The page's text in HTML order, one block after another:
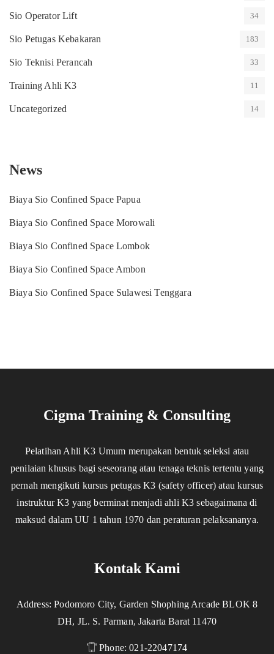
Sio Operator Lift 34
Sio Petugas Kebakaran 183
Sio Teknisi Perancah 33
Training Ahli K3 11
Uncategorized 14
News
Biaya Sio Confined Space Papua
Biaya Sio Confined Space Morowali
Biaya Sio Confined Space Lombok
Biaya Sio Confined Space Ambon
Biaya Sio Confined Space Sulawesi Tenggara
Cigma Training & Consulting
Pelatihan Ahli K3 Umum merupakan bentuk seleksi atau
penilaian khusus bagi seseorang atau tenaga teknis tertentu yang
pernah mengikuti kursus petugas K3 (safety officer) atau kursus
instruktur K3 yang berminat menjadi ahli K3 sebagaimana di
maksud dalam UU 1 tahun 1970 dan peraturan pelaksananya.
Kontak Kami
Address: Podomoro City, Garden Shophing Arcade BLOK 8
DH, JL. S. Parman, Jakarta Barat 11470
Phone: 021-22047174